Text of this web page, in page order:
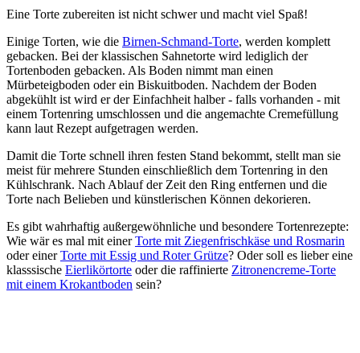
Eine Torte zubereiten ist nicht schwer und macht viel Spaß!
Einige Torten, wie die Birnen-Schmand-Torte, werden komplett
gebacken. Bei der klassischen Sahnetorte wird lediglich der
Tortenboden gebacken. Als Boden nimmt man einen
Mürbeteigboden oder ein Biskuitboden. Nachdem der Boden
abgekühlt ist wird er der Einfachheit halber - falls vorhanden - mit
einem Tortenring umschlossen und die angemachte Cremefüllung
kann laut Rezept aufgetragen werden.
Damit die Torte schnell ihren festen Stand bekommt, stellt man sie
meist für mehrere Stunden einschließlich dem Tortenring in den
Kühlschrank. Nach Ablauf der Zeit den Ring entfernen und die
Torte nach Belieben und künstlerischen Können dekorieren.
Es gibt wahrhaftig außergewöhnliche und besondere Tortenrezepte:
Wie wär es mal mit einerTorte mit Ziegenfrischkäse und Rosmarin
oder einerTorte mit Essig und Roter Grütze? Oder soll es lieber eine
klasssische Eierlikörtorte oder die raffinierte Zitronencreme-Torte
mit einem Krokantboden sein?